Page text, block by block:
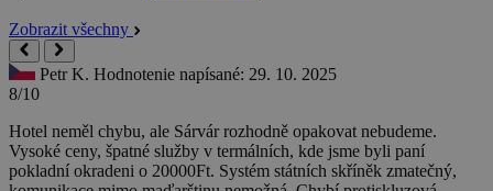
Zobrazit všechny
Petr K. Hodnotenie napísané: 29. 10. 2025
8/10
Hotel neměl chybu, ale Sárvár rozhodně opakovat nebudeme.
Vysoké ceny, špatné služby v termálních, kde jsme byli paní
pokladní okradeni o 20000Ft. Systém státních skříněk zmatečný,